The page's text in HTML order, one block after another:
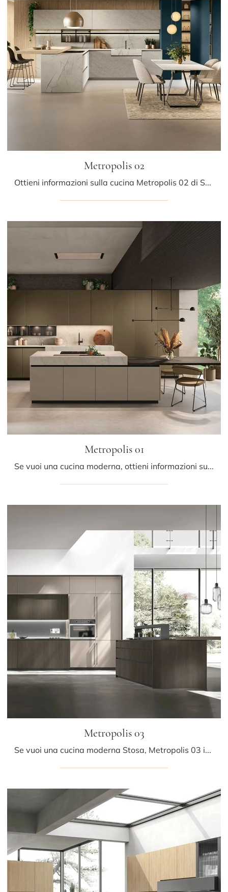
Metropolis 02
Ottieni informazioni sulla cucina Metropolis 02 di Stosa: questa soluzione in laminato sarà la scelta ideale per te!
Metropolis 01
Se vuoi una cucina moderna, ottieni informazioni sul modello Metropolis 01 Stosa.
Metropolis 03
Se vuoi una cucina moderna Stosa, Metropolis 03 in legno ti attende nel nostro negozio di Cucine Moderne con penisola.